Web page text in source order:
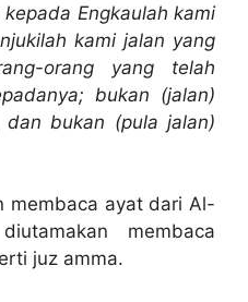
Engkaulah kami
kami jalan yang
orang yang telah
bukan (jalan)
bukan (pula jalan)
membaca ayat dari Al-
membaca
juz amma.